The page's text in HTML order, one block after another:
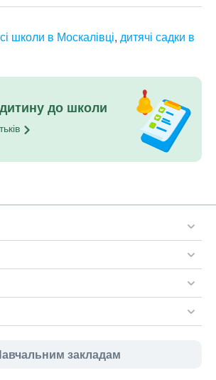
школи в Москалівці, дитячі садки в
до школи
закладам